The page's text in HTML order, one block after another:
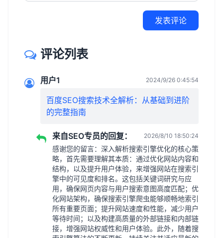
发表评论
评论列表
用户1 2024/9/26 0:45:54
百度SEO搜索技术全解析：从基础到进阶
的完整指南
来自SEO专员的回复： 2026/8/10 18:50:24
感谢您的留言：深入解析搜索引擎优化的核心策
略，首先需要理解其本质：通过优化网站内容和
结构，以及提升用户体验，来增强网站在搜索引
擎中的可见度和排名。这包括关键词研究与应
用，确保网页内容与用户搜索意图高度匹配；优
化网站架构，确保搜索引擎爬虫能够顺畅地索引
所有重要页面；提升网站速度和性能，减少用户
等待时间；以及构建高质量的外部链接和内部链
接，增强网站权威性和用户体验。此外，随着搜